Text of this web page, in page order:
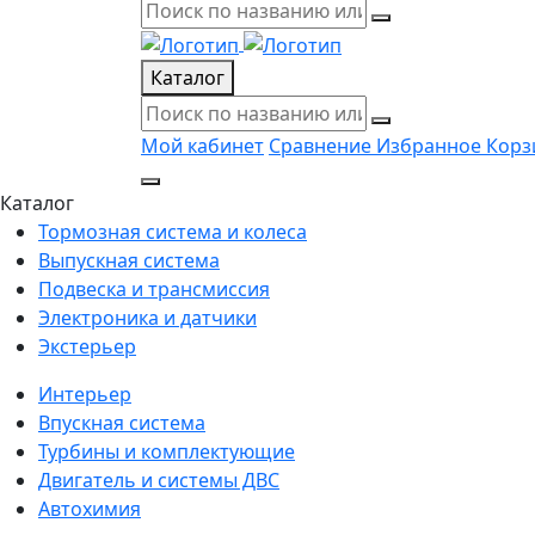
Каталог
Мой кабинет Сравнение Избранное
Каталог
Тормозная система и колеса
Выпускная система
Подвеска и трансмиссия
Электроника и датчики
Экстерьер
Интерьер
Впускная система
Турбины и комплектующие
Двигатель и системы ДВС
Автохимия